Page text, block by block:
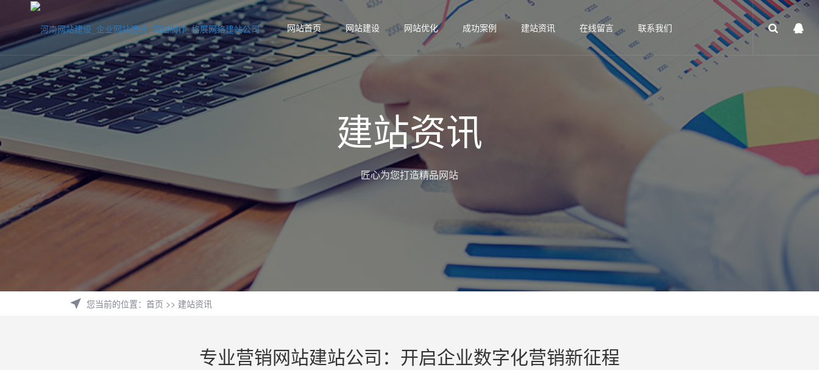
网站首页 网站建设 网站优化 成功案例 建站资讯 在线留言 联系我们
建站资讯
匠心为您打造精品网站
您当前的位置： 首页 >> 建站资讯
专业营销网站建站公司：开启企业数字化营销新征程